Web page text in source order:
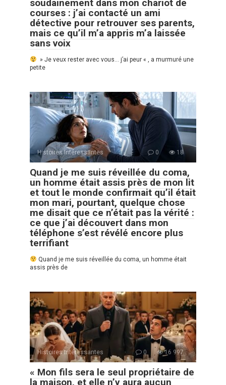
soudainement dans mon chariot de
courses : j’ai contacté un ami
détective pour retrouver ses parents,
mais ce qu’il m’a appris m’a laissée
sans voix
» Je veux rester avec vous… j’ai peur « , a murmuré une
petite
Histoires Intéressantes 0 18
Quand je me suis réveillée du coma,
un homme était assis près de mon lit
et tout le monde confirmait qu’il était
mon mari, pourtant, quelque chose
me disait que ce n’était pas la vérité :
ce que j’ai découvert dans mon
téléphone s’est révélé encore plus
terrifiant
Quand je me suis réveillée du coma, un homme était
assis près de
Histoires Intéressantes 0 16 997
« Mon fils sera le seul propriétaire de
la maison, et elle n’y aura aucun